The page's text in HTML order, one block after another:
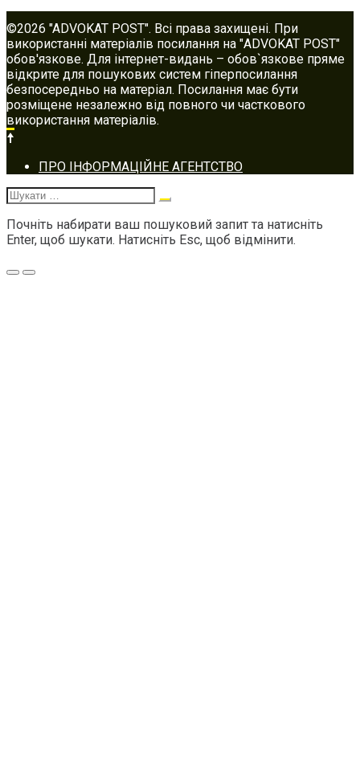
©2026 "ADVOKAT POST". Всі права захищені. При
використанні матеріалів посилання на "ADVOKAT POST"
обов'язкове. Для інтернет-видань – обов`язкове пряме
відкрите для пошукових систем гіперпосилання
безпосередньо на матеріал. Посилання має бути
розміщене незалежно від повного чи часткового
використання матеріалів.
Footer
navigation
ПРО ІНФОРМАЦІЙНЕ АГЕНТСТВО
Шукати:
Почніть набирати ваш пошуковий запит та натисніть
Enter, щоб шукати. Натисніть Esc, щоб відмінити.
Меню